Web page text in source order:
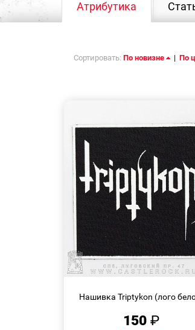
Атрибутика
Сортировать: По новизне | По
Нашивка Triptykon (лого
150 ₽